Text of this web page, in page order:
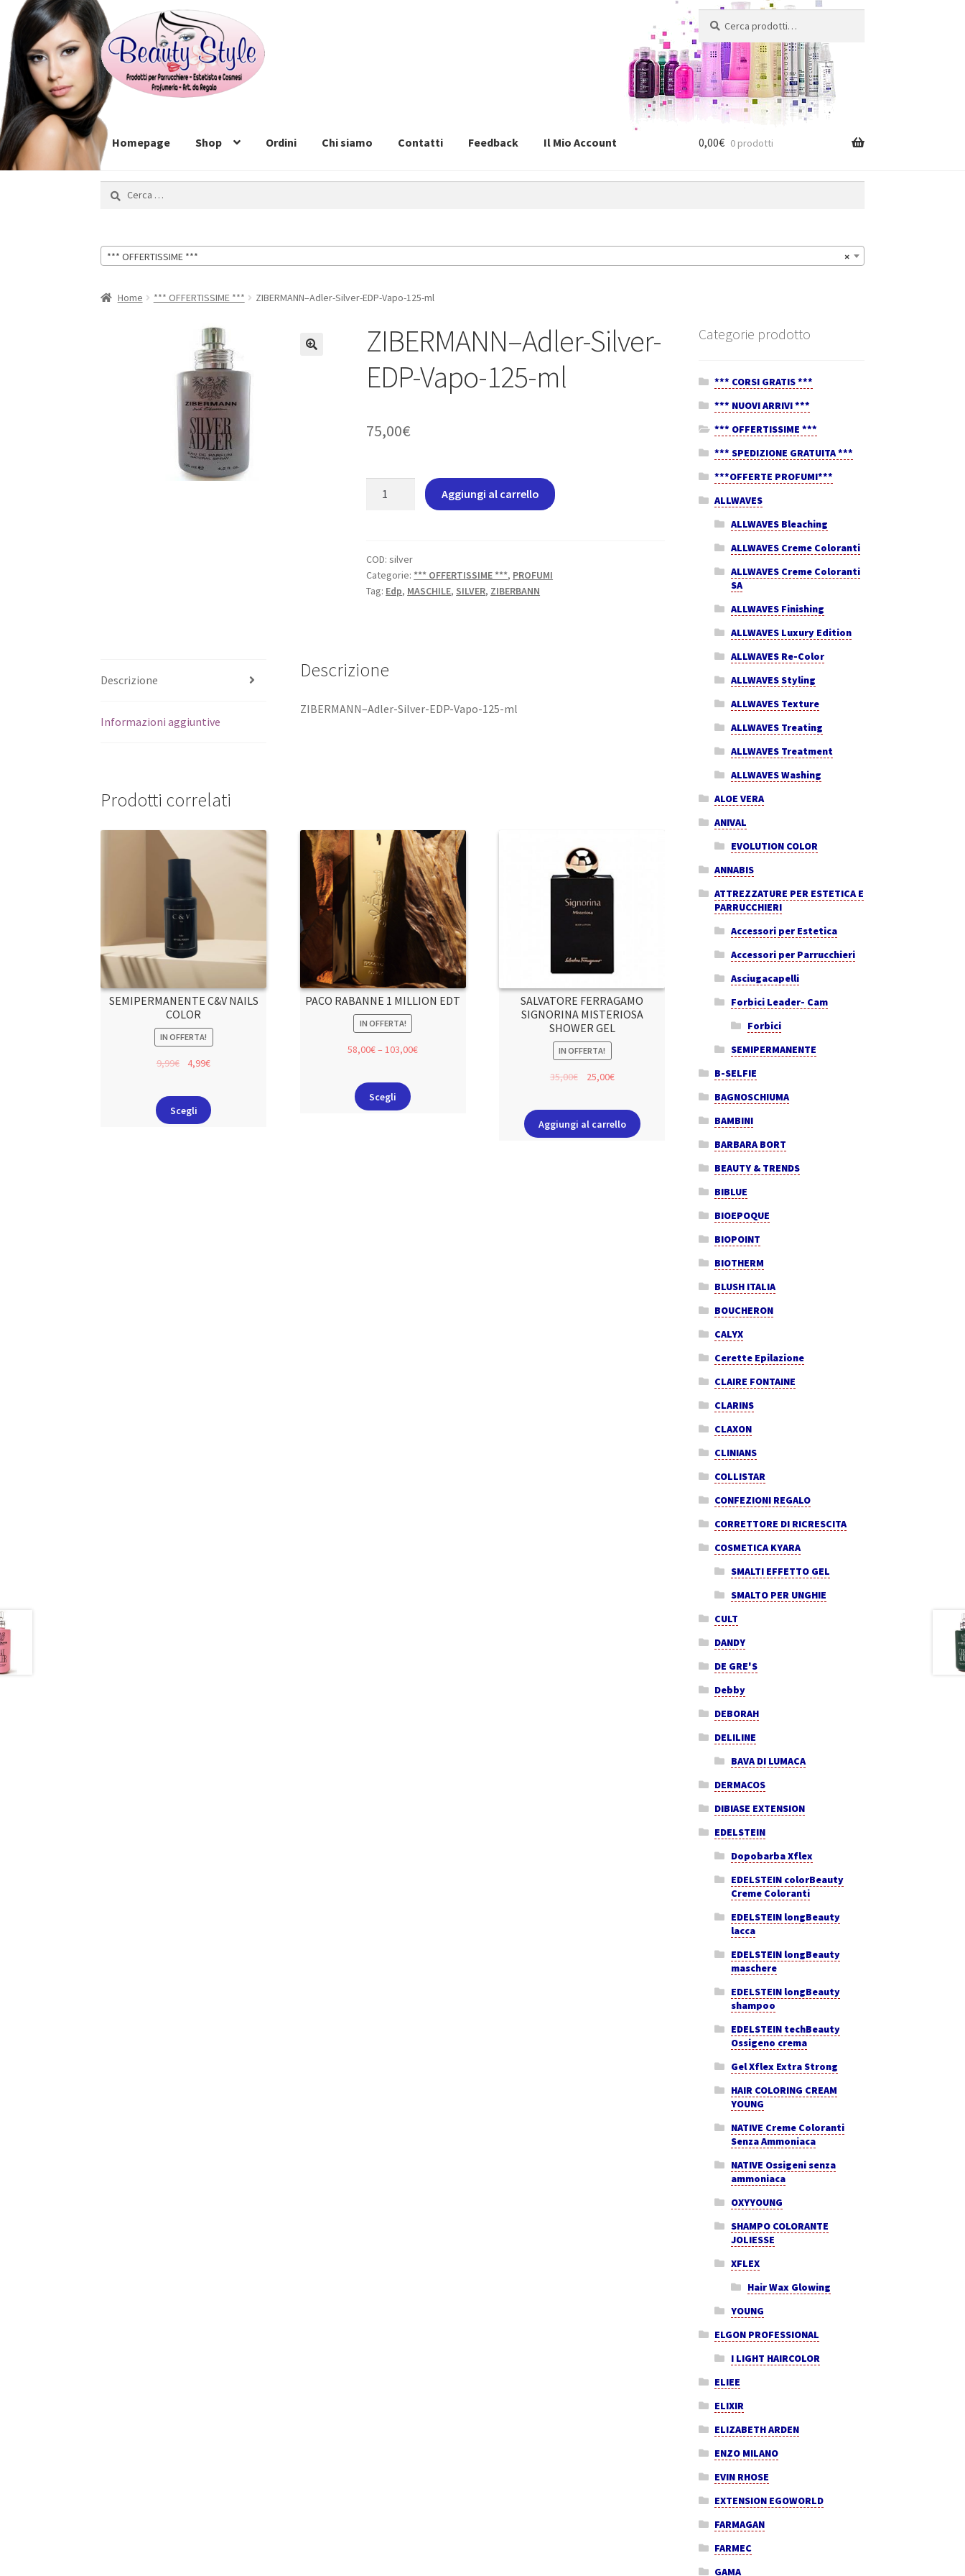
Vai
alla
navigazione
Vai
al
contenuto
Homepage Shop Ordini Chi siamo Contatti Feedback Il Mio Account 0,00€ 0 prodotti
Ricerca
per:
×
*** OFFERTISSIME ***
Home *** OFFERTISSIME *** ZIBERMANN–Adler-Silver-EDP-Vapo-125-ml
ZIBERMANN–Adler-Silver-
EDP-Vapo-125-ml
75,00€
ZIBERMANN-
EDP-
Vapo-
125-
Aggiungi al carrello
COD:silver
Categorie: *** OFFERTISSIME ***, PROFUMI
Tag: Edp, MASCHILE, SILVER, ZIBERBANN
Descrizione
Informazioni aggiuntive
Descrizione
ZIBERMANN–Adler-Silver-EDP-Vapo-125-ml
Prodotti correlati
SEMIPERMANENTE C&V NAILS
COLOR
IN OFFERTA!
9,99€ 4,99€
Scegli
PACO RABANNE 1 MILLION EDT
IN OFFERTA!
58,00€–103,00€
Scegli
SALVATORE FERRAGAMO
SIGNORINA MISTERIOSA
SHOWER GEL
IN OFFERTA!
35,00€ 25,00€
Aggiungi al carrello
Categorie prodotto
*** CORSI GRATIS ***
*** NUOVI ARRIVI ***
*** OFFERTISSIME ***
*** SPEDIZIONE GRATUITA ***
***OFFERTE PROFUMI***
ALLWAVES
ALLWAVES Bleaching
ALLWAVES Creme Coloranti
ALLWAVES Creme Coloranti
SA
ALLWAVES Finishing
ALLWAVES Luxury Edition
ALLWAVES Re-Color
ALLWAVES Styling
ALLWAVES Texture
ALLWAVES Treating
ALLWAVES Treatment
ALLWAVES Washing
ALOE VERA
ANIVAL
EVOLUTION COLOR
ANNABIS
ATTREZZATURE PER ESTETICA E
PARRUCCHIERI
Accessori per Estetica
Accessori per Parrucchieri
Asciugacapelli
Forbici Leader- Cam
Forbici
SEMIPERMANENTE
B-SELFIE
BAGNOSCHIUMA
BAMBINI
BARBARA BORT
BEAUTY & TRENDS
BIBLUE
BIOEPOQUE
BIOPOINT
BIOTHERM
BLUSH ITALIA
BOUCHERON
CALYX
Cerette Epilazione
CLAIRE FONTAINE
CLARINS
CLAXON
CLINIANS
COLLISTAR
CONFEZIONI REGALO
CORRETTORE DI RICRESCITA
COSMETICA KYARA
SMALTI EFFETTO GEL
SMALTO PER UNGHIE
CULT
DANDY
DE GRE'S
Debby
DEBORAH
DELILINE
BAVA DI LUMACA
DERMACOS
DIBIASE EXTENSION
EDELSTEIN
Dopobarba Xflex
EDELSTEIN colorBeauty
Creme Coloranti
EDELSTEIN longBeauty
lacca
EDELSTEIN longBeauty
maschere
EDELSTEIN longBeauty
shampoo
EDELSTEIN techBeauty
Ossigeno crema
Gel Xflex Extra Strong
HAIR COLORING CREAM
YOUNG
NATIVE Creme Coloranti
Senza Ammoniaca
NATIVE Ossigeni senza
ammoniaca
OXYYOUNG
SHAMPO COLORANTE
JOLIESSE
XFLEX
Hair Wax Glowing
YOUNG
ELGON PROFESSIONAL
I LIGHT HAIRCOLOR
ELIEE
ELIXIR
ELIZABETH ARDEN
ENZO MILANO
EVIN RHOSE
EXTENSION EGOWORLD
FARMAGAN
FARMEC
GAMA